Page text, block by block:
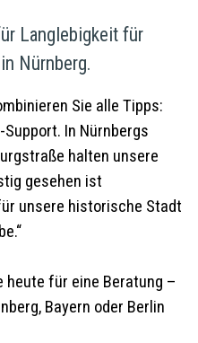
Langlebigkeit für
Nürnberg.
Sie alle Tipps:
In Nürnbergs
halten unsere
gesehen ist
unsere historische Stadt
heute für eine Beratung –
Bayern oder Berlin